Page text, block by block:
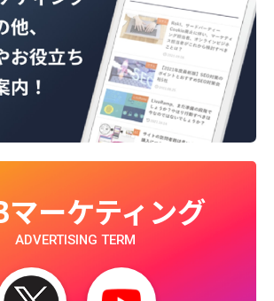
マーケティング
ADVERTISING TERM